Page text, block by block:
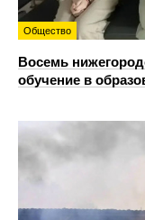
Общество
Восемь
обучение в